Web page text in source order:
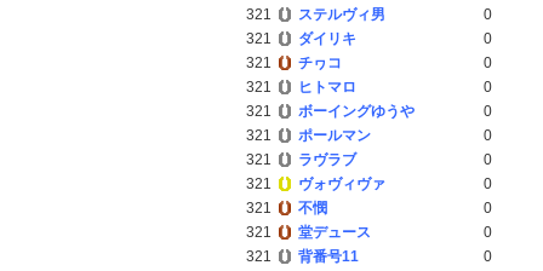
321
ステルヴィ男
0
321
ダイリキ
0
321
チヮコ
0
321
ヒトマロ
0
321
ボーイングゆうや
0
321
ポールマン
0
321
ラヴラブ
0
321
ヴォヴィヴァ
0
321
不憫
0
321
堂デュース
0
321
背番号11
0